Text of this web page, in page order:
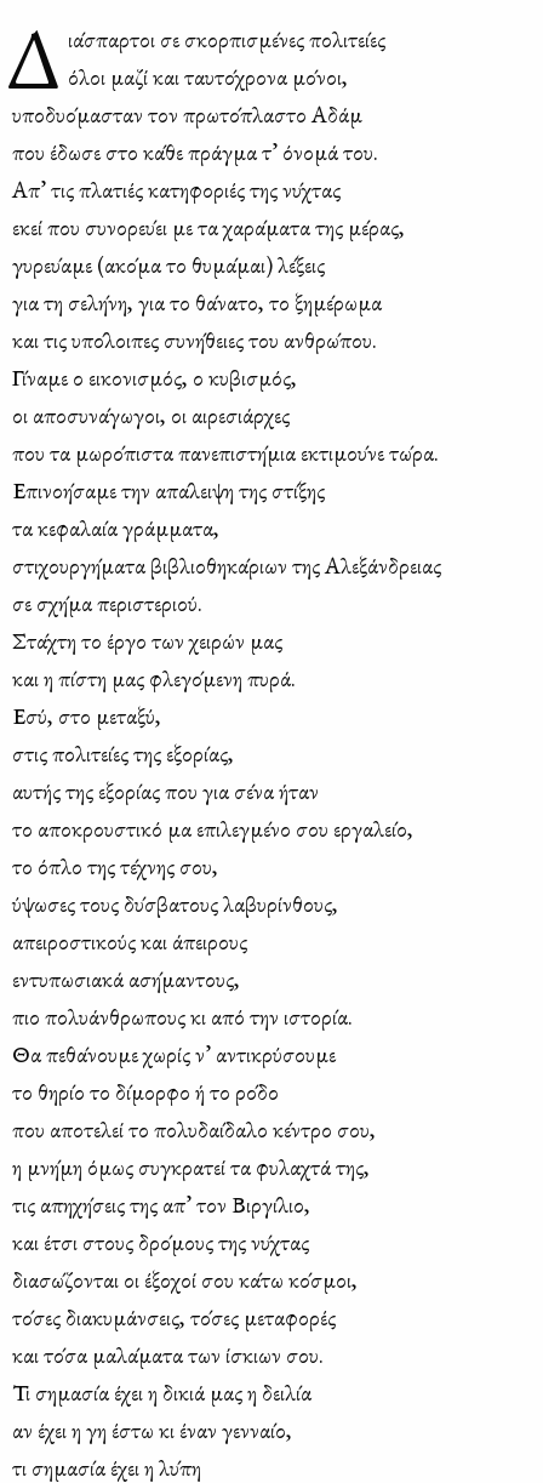
Δ ια­́σπα­ρτοι σε σκορ­πι­σμε­́νες πο­λι­τει­́ες
όλοι μα­ζί και ταυ­το­́χρ­ονα μο­́νοι,
υπο­δυο­́μ­ασταν τον πρω­το­́πλ­αστο Αδάμ
που έδ­ωσε στο κα­́θε πρά­γμα τ’ όν­ομ­ά του.
Απ’ τις πλα­τιές κα­τη­φο­ριές της νυ­́χτας
εκεί που συ­νο­ρευ­́ει με τα χα­ρα­́μ­ατα της με­́ρας,
γυ­ρευ­́­αμε (ακο­́μα το θυ­μα­́μαι) λε­́ξεις
για τη σε­λη­́νη, για το θα­́ν­ατο, το ξη­με­́ρ­ωμα
και τις υπο­́λο­ιπες συ­νη­́θειες του αν­θρω­́που.
Γι­́ν­αμε ο ει­κο­νι­σμός, ο κυ­βι­σμός,
οι απο­συ­να­́γ­ωγοι, οι αι­ρε­σιά­ρχες
που τα μω­ρο­́π­ιστα πα­νε­πι­στη­́μια εκτι­μου­́νε τω­́ρα.
Επι­νο­η­́σ­αμε την απα­́λε­ιψη της στι­́ξης
τα κε­φα­λαι­́α γρά­μμ­ατα,
στι­χουρ­γη­́μ­ατα βι­βλιο­θη­κα­́ριων της Αλε­ξά­νδρειας
σε σχη­́μα πε­ρι­στε­ριού.
Στα­́χτη το έ­ργο των χει­ρών μας
και η πι­́στη μας φλε­γο­́μ­ενη πυ­ρά.
Εσύ, στο με­τα­ξύ,
στις πο­λι­τει­́ες της εξο­ρι­́ας,
αυ­τής της εξο­ρι­́ας που για σε­́να ήταν
το απο­κρου­στι­κό μα επι­λεγ­με­́νο σου ερ­γα­λει­́ο,
το όπλο της τε­́χνης σου,
ύψ­ωσες τους δυ­́σβ­ατους λα­βυ­ρί­νθους,
απει­ρο­στι­κούς και άπε­ιρους
εντυ­πω­σια­κά αση­́μ­αντους,
πιο πο­λυά­νθρ­ωπους κι από την ιστο­ρι­́α.
Θα πε­θα­́νο­υμε χω­ρίς ν’ αντι­κρύ­σου­με
το θη­ρι­́ο το δι­́μο­ρφο ή το ρο­́δο
που απο­τε­λεί το πο­λυ­δαι­́δ­αλο κε­́ντρο σου,
η μνη­́μη όμως συ­γκρα­τεί τα φυ­λα­χτά της,
τις απη­χη­́σεις της απ’ τον Βιρ­γι­́λιο,
και έτσι στους δρο­́μους της νυ­́χτας
δια­σω­́ζ­ονται οι έξ­οχο­ί σου κα­́τω κο­́σμοι,
το­́σες δια­κυ­μά­νσεις, το­́σες με­τα­φο­ρές
και το­́σα μα­λα­́μ­ατα των ίσκιων σου.
Τι ση­μα­σι­́α έχει η δι­κιά μας η δει­λι­́α
αν έχει η γη έστω κι έναν γεν­ναι­́ο,
τι ση­μα­σι­́α έχει η λυ­́πη